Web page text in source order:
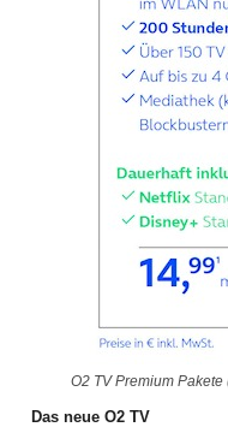
O2 TV Premium
Das neue O2 TV